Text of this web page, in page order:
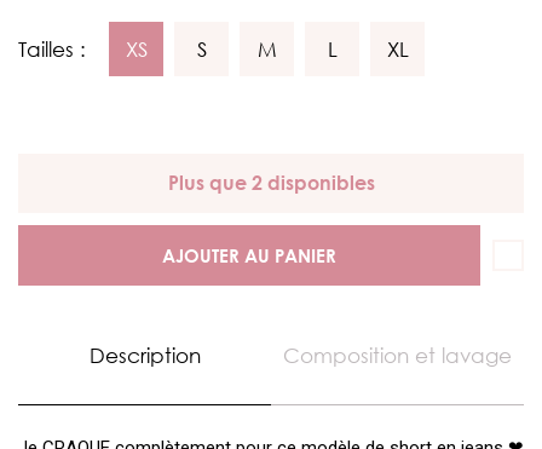
Tailles : XS S M L XL
Plus que 2 disponibles
AJOUTER AU PANIER
Description Composition et lavage